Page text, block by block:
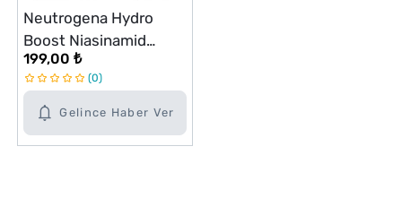
Gelince Haber Ver
Neutrogena Hydro
Boost Niasinamid
Serum 30 ml
199,00 ₺
0